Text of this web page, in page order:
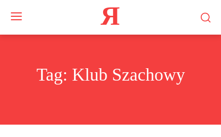
Я
Tag: Klub Szachowy